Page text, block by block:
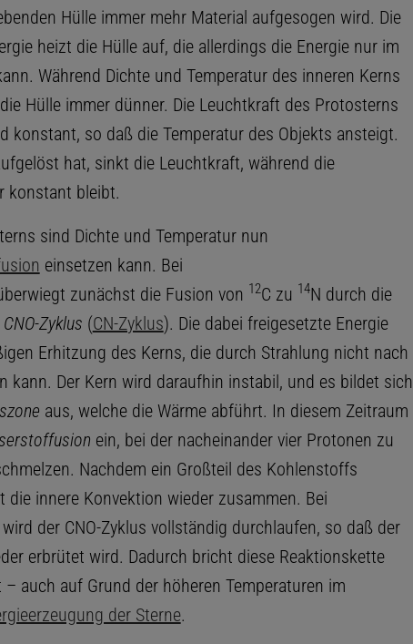
Hülle immer mehr Material aufgesogen wird. Die
heizt die Hülle auf, die allerdings die Energie nur im
Während Dichte und Temperatur des inneren Kerns
Hülle immer dünner. Die Leuchtkraft des Protosterns
konstant, so daß die Temperatur des Objekts ansteigt.
hat, sinkt die Leuchtkraft, während die
konstant bleibt.
sind Dichte und Temperatur nun
einsetzen kann. Bei
zunächst die Fusion von 12C zu 14N durch die
CNO-Zyklus (CN-Zyklus). Die dabei freigesetzte Energie
Erhitzung des Kerns, die durch Strahlung nicht nach
kann. Der Kern wird daraufhin instabil, und es bildet sich
aus, welche die Wärme abführt. In diesem Zeitraum
ein, bei der nacheinander vier Protonen zu
Nachdem ein Großteil des Kohlenstoffs
innere Konvektion wieder zusammen. Bei
der CNO-Zyklus vollständig durchlaufen, so daß der
erbrütet wird. Dadurch bricht diese Reaktionskette
auch auf Grund der höheren Temperaturen im
der Sterne.